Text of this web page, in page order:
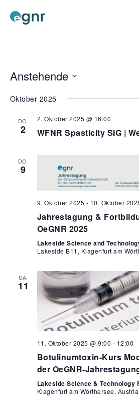
Anstehende
a
Oktober 2025
DO.
2
2. Oktober 2025 @ 16:00
WFNR Spasticity SIG |
DO.
9
9. Oktober 2025 - 10. Oktober
Jahrestagung &
OeGNR 2025
Lakeside Science and
Lakeside B11, Klagenfurt am
SA.
11
11. Oktober 2025 @ 9:00 - 12:00
Botulinumtoxin-Kurs
der OeGNR-
Lakeside Science & Technology
Klagenfurt am Wörthersee, Austria